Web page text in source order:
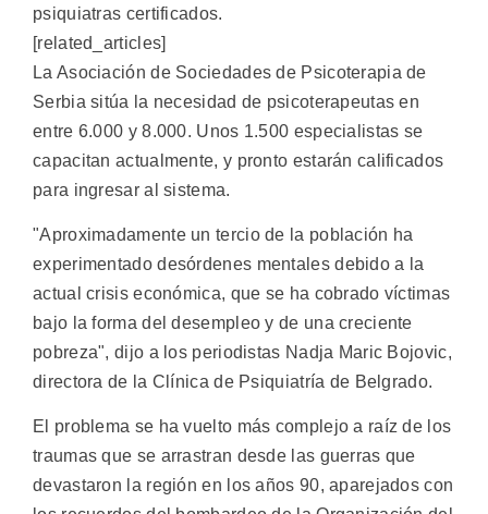
psiquiatras certificados.
[related_articles]
La Asociación de Sociedades de Psicoterapia de
Serbia sitúa la necesidad de psicoterapeutas en
entre 6.000 y 8.000. Unos 1.500 especialistas se
capacitan actualmente, y pronto estarán calificados
para ingresar al sistema.
"Aproximadamente un tercio de la población ha
experimentado desórdenes mentales debido a la
actual crisis económica, que se ha cobrado víctimas
bajo la forma del desempleo y de una creciente
pobreza", dijo a los periodistas Nadja Maric Bojovic,
directora de la Clínica de Psiquiatría de Belgrado.
El problema se ha vuelto más complejo a raíz de los
traumas que se arrastran desde las guerras que
devastaron la región en los años 90, aparejados con